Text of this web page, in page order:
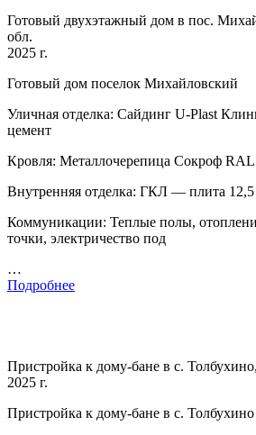
Готовый двухэтажный дом в пос.
обл.
2025 г.
Готовый дом поселок Михайловский
Уличная отделка: Сайдинг U-Plast
цемент
Кровля: Металлочерепица Сокроф RAL
Внутренняя отделка: ГКЛ — плита
Коммуникации: Теплые полы,
точки, электричество под
…
Подробнее
Пристройка к дому-бане в с.
2025 г.
Пристройка к дому-бане в с. Толбухино